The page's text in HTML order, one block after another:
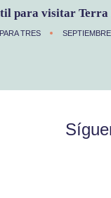
para visitar
TRES